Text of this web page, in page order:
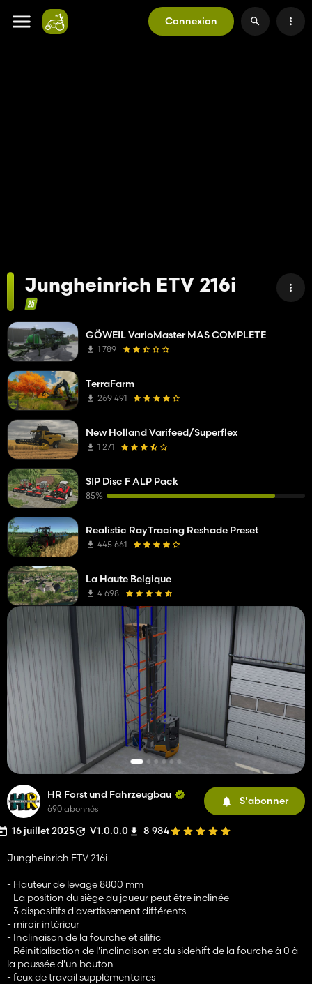
Connexion
Jungheinrich ETV 216i
HR Forst und Fahrzeugbau
690 abonnés
S'abonner
16 juillet 2025 V1.0.0.0 8 984
Jungheinrich ETV 216i
- Hauteur de levage 8800 mm
- La position du siège du joueur peut être inclinée
- 3 dispositifs d'avertissement différents
- miroir intérieur
- Inclinaison de la fourche et silific
- Réinitialisation de l'inclinaison et du sidehift de la fourche à 0 à
la poussée d'un bouton
- feux de travail supplémentaires
GÖWEIL VarioMaster MAS COMPLETE
1 789
TerraFarm
269 491
New Holland Varifeed/Superflex
1 271
SIP Disc F ALP Pack
85%
Realistic RayTracing Reshade Preset
445 661
La Haute Belgique
4 698